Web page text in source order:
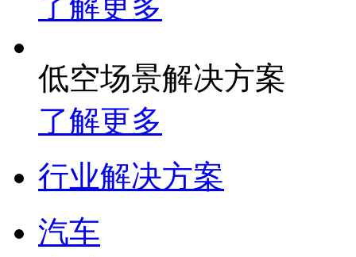
低空场景解决方案
了解更多
行业解决方案
汽车